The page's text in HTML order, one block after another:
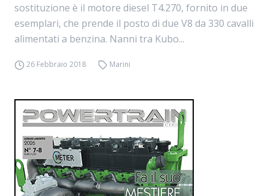
sostituzione è il motore diesel T4.270, fornito in due
esemplari, che prende il posto di due V8 da 330 cavalli
alimentati a benzina. Nanni tra Kubo...
26 Febbraio 2018 Marini